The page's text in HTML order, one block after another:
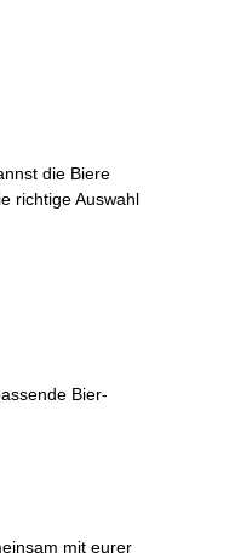
die Biere
richtige Auswahl
Bier-
mit eurer